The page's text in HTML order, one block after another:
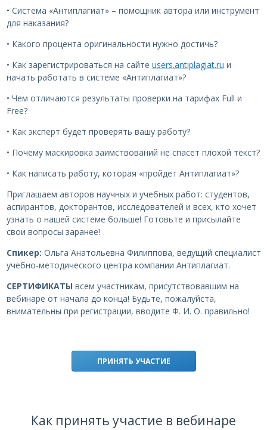
• Система «Антиплагиат» – помощник автора или инструмент
для наказания?
• Какого процента оригинальности нужно достичь?
• Как зарегистрироваться на сайте users.antiplagiat.ru и
начать работать в системе «Антиплагиат»?
• Чем отличаются результаты проверки на тарифах Full и
Free?
• Как эксперт будет проверять вашу работу?
• Почему маскировка заимствований не спасет плохой текст?
• Как написать работу, которая «пройдет Антиплагиат»?
Приглашаем авторов научных и учебных работ: студентов,
аспирантов, докторантов, исследователей и всех, кто хочет
узнать о нашей системе больше! Готовьте и присылайте
свои вопросы заранее!
Спикер: Ольга Анатольевна Филиппова, ведущий специалист
учебно-методического центра компании Антиплагиат.
СЕРТИФИКАТЫвсем участникам, присутствовавшим на
вебинаре от начала до конца! Будьте, пожалуйста,
внимательны при регистрации, вводите Ф. И. О. правильно!
ПРИНЯТЬ УЧАСТИЕ
Как принять участие в вебинаре